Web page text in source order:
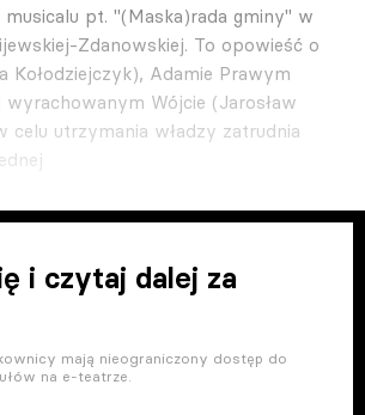
pt. "(Maska)rada gminy" w
Zdanowskiej. To opowieść o
Kołodziejczyk), Adamie Prawym
Wójcie (Jarosław
celu utrzymania władzy zatrudnia
i czytaj dalej za
mają nieograniczony dostęp do
na e-teatrze.